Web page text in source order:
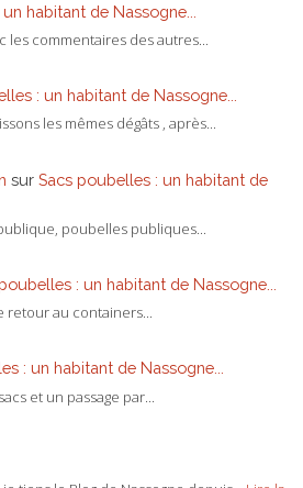
habitant de Nassogne...
les commentaires des autres...
: un habitant de Nassogne...
les mêmes dégâts , après...
sur Sacs poubelles : un habitant de
poubelles publiques...
: un habitant de Nassogne...
retour au containers...
: un habitant de Nassogne...
et un passage par...